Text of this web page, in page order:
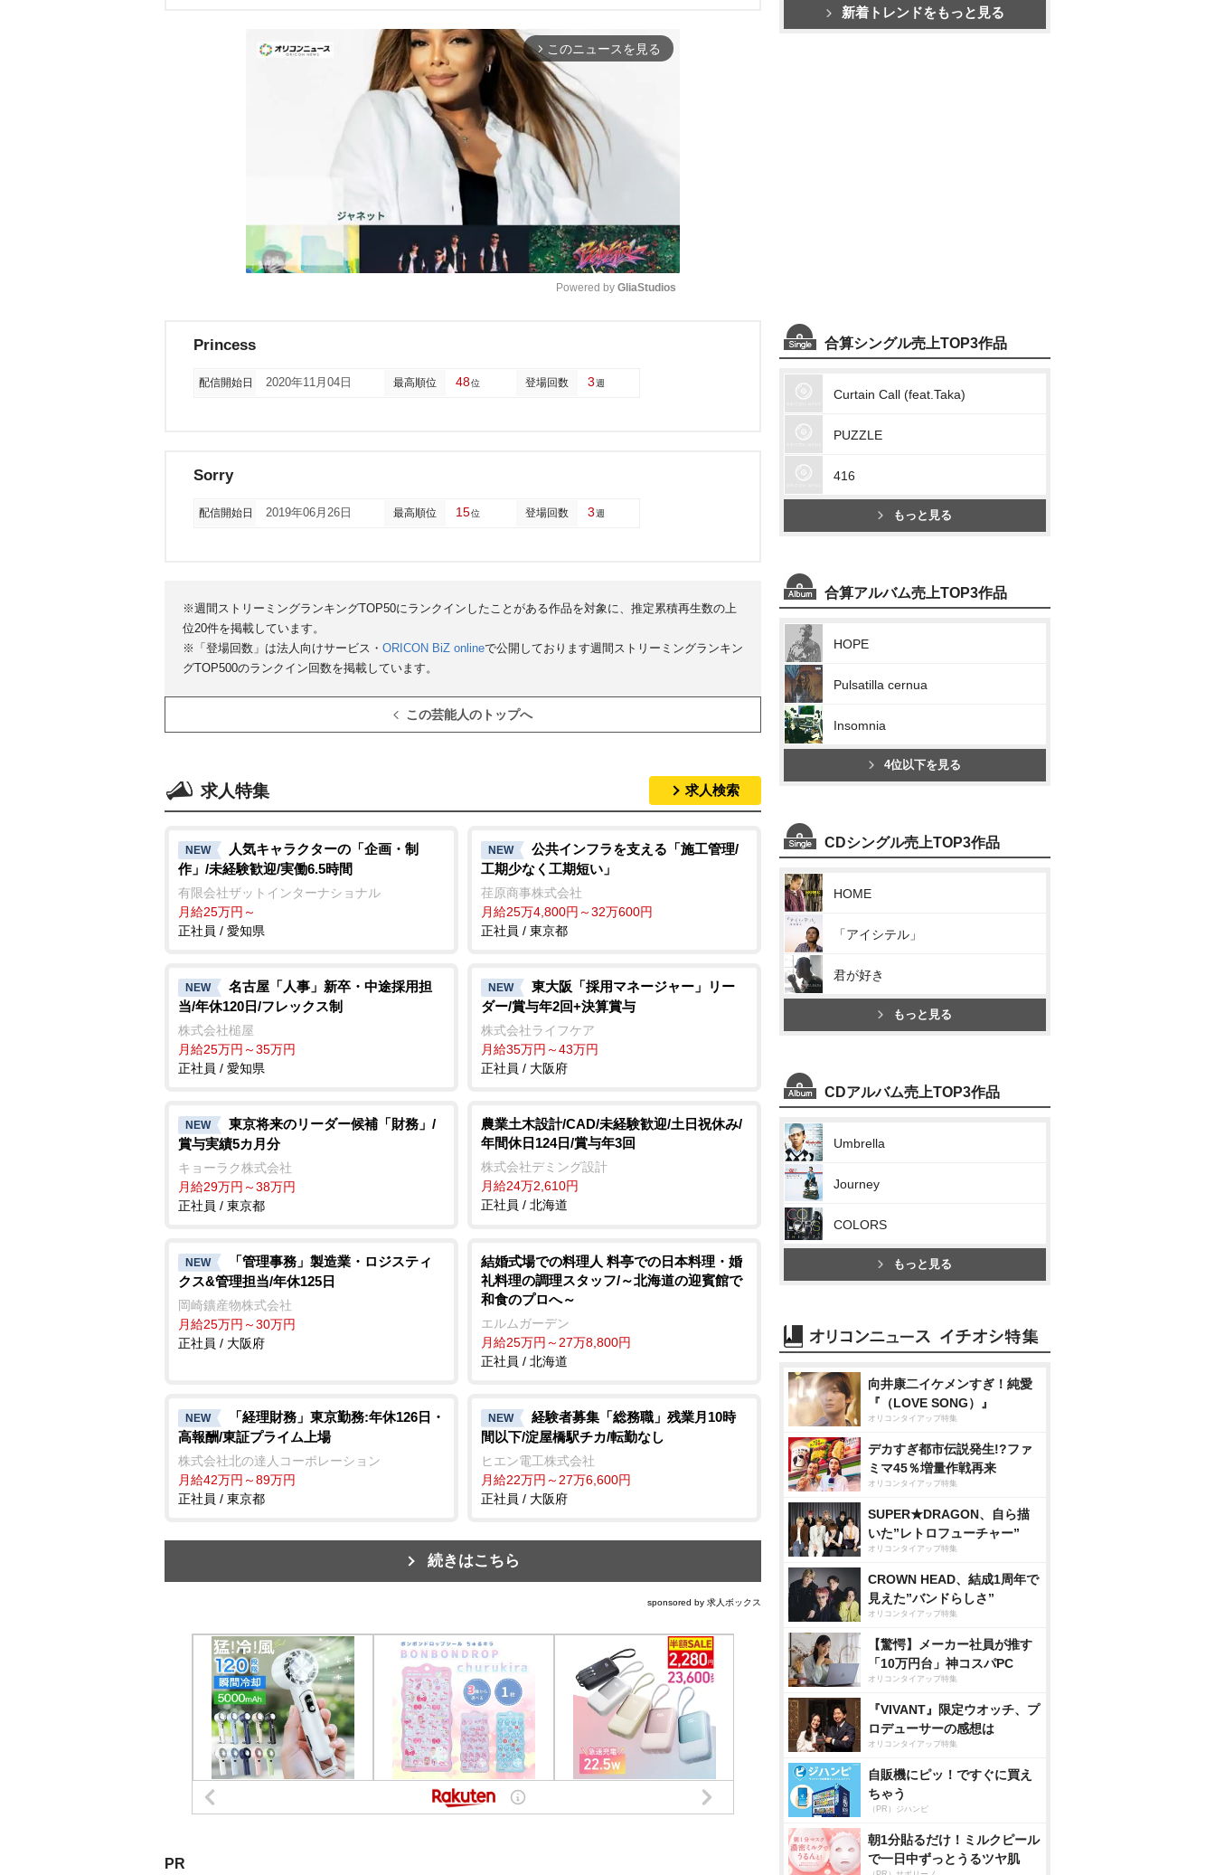
arrow_forward_ios このニュースを見る
t
Powered by GliaStudios
Princess
配信開始日 2020年11月04日 最高順位 48位 登場回数 3週
Sorry
配信開始日 2019年06月26日 最高順位 15位 登場回数 3週
※週間ストリーミングランキングTOP50にランクインしたことがある作品を対象に、推定累積再生数の上
位20件を掲載しています。
※「登場回数」は法人向けサービス・ ORICON BiZ onlineで公開しております週間ストリーミングランキン
グTOP500のランクイン回数を掲載しています。
この芸能人のトップへ
求人特集 求人検索
NEW
人気キャラクターの「企画・制
作」/未経験歓迎/実働6.5時間
有限会社ザットインターナショナル
月給25万円～
正社員 / 愛知県
NEW
公共インフラを支える「施工管理/
工期少なく工期短い」
荏原商事株式会社
月給25万4,800円～32万600円
正社員 / 東京都
NEW
名古屋「人事」新卒・中途採用担
当/年休120日/フレックス制
株式会社槌屋
月給25万円～35万円
正社員 / 愛知県
NEW
東大阪「採用マネージャー」リー
ダー/賞与年2回+決算賞与
株式会社ライフケア
月給35万円～43万円
正社員 / 大阪府
NEW
東京将来のリーダー候補「財務」/
賞与実績5カ月分
キョーラク株式会社
月給29万円～38万円
正社員 / 東京都
農業土木設計/CAD/未経験歓迎/土日祝休み/
年間休日124日/賞与年3回
株式会社デミング設計
月給24万2,610円
正社員 / 北海道
NEW
「管理事務」製造業・ロジスティ
クス&管理担当/年休125日
岡崎鑛産物株式会社
月給25万円～30万円
正社員 / 大阪府
結婚式場での料理人 料亭での日本料理・婚
礼料理の調理スタッフ/～北海道の迎賓館で
和食のプロへ～
エルムガーデン
月給25万円～27万8,800円
正社員 / 北海道
NEW
「経理財務」東京勤務:年休126日・
高報酬/東証プライム上場
株式会社北の達人コーポレーション
月給42万円～89万円
正社員 / 東京都
NEW
経験者募集「総務職」残業月10時
間以下/淀屋橋駅チカ/転勤なし
ヒエン電工株式会社
月給22万円～27万6,600円
正社員 / 大阪府
続きはこちら
sponsored by 求人ボックス
PR
新着トレンドをもっと見る
合算シングル売上TOP3作品
Curtain Call (feat.Taka)
PUZZLE
416
もっと見る
合算アルバム売上TOP3作品
HOPE
Pulsatilla cernua
Insomnia
4位以下を見る
CDシングル売上TOP3作品
HOME
「アイシテル」
君が好き
もっと見る
CDアルバム売上TOP3作品
Umbrella
Journey
COLORS
もっと見る
向井康二イケメンすぎ！純愛
『（LOVE SONG）』
オリコンタイアップ特集
デカすぎ都市伝説発生!?ファ
ミマ45％増量作戦再来
オリコンタイアップ特集
SUPER★DRAGON、自ら描
いた”レトロフューチャー”
オリコンタイアップ特集
CROWN HEAD、結成1周年で
見えた”バンドらしさ”
オリコンタイアップ特集
【驚愕】メーカー社員が推す
「10万円台」神コスパPC
オリコンタイアップ特集
『VIVANT』限定ウオッチ、プ
ロデューサーの感想は
オリコンタイアップ特集
自販機にピッ！ですぐに買え
ちゃう
（PR）ジハンピ
朝1分貼るだけ！ミルクピール
で一日中ずっとうるツヤ肌